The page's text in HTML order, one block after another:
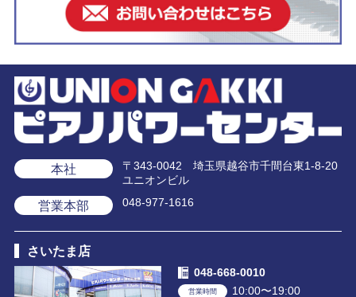
本社
〒343-0042 埼玉県越谷市千間台東1-8-20
ユニオンビル
営業本部 048-977-1616
さいたま店
048-668-0010
営業時間 10:00〜19:00